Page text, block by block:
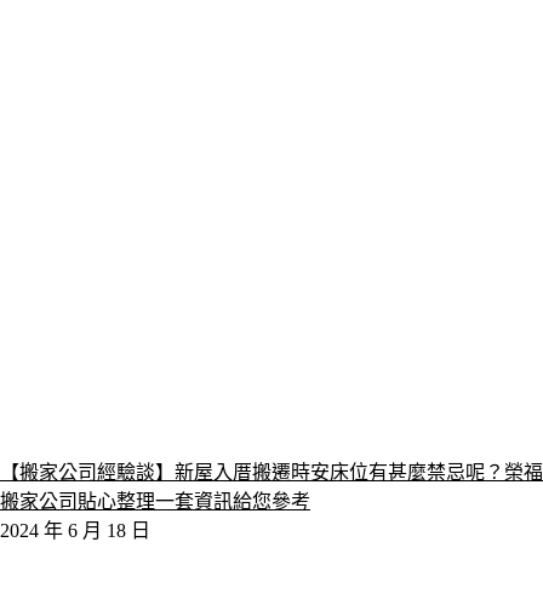
【搬家公司經驗談】新屋入厝搬遷時安床位有甚麼禁忌呢？榮福
搬家公司貼心整理一套資訊給您參考
2024 年 6 月 18 日